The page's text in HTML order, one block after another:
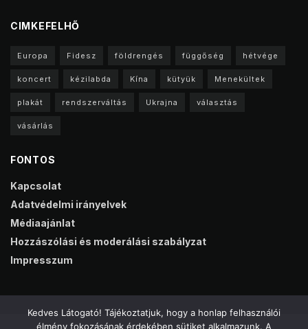
CIMKEFELHŐ
Europa Fidesz földrengés függőség hétvége
koncert kézilabda Kína kütyük Menekültek
plakát rendszerváltás Ukrajna választás
vásárlás
FONTOS
Kapcsolat
Adatvédelmi irányelvek
Médiaajánlat
Hozzászólási és moderálási szabályzat
Impresszum
Kedves Látogató! Tájékoztatjuk, hogy a honlap felhasználói
élmény fokozásának érdekében sütiket alkalmazunk. A